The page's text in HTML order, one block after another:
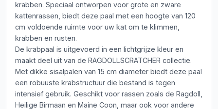
krabben. Speciaal ontworpen voor grote en zware
kattenrassen, biedt deze paal met een hoogte van 120
cm voldoende ruimte voor uw kat om te klimmen,
krabben en rusten.
De krabpaal is uitgevoerd in een lichtgrijze kleur en
maakt deel uit van de RAGDOLLSCRATCHER collectie.
Met dikke sisalpalen van 15 cm diameter biedt deze paal
een robuuste krabstructuur die bestand is tegen
intensief gebruik. Geschikt voor rassen zoals de Ragdoll,
Heilige Birmaan en Maine Coon, maar ook voor andere